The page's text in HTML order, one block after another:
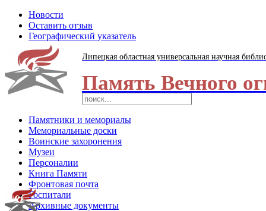
Новости
Оставить отзыв
Географический указатель
Липецкая областная универсальная научная
Память Вечного
Памятники и мемориалы
Мемориальные доски
Воинские захоронения
Музеи
Персоналии
Книга Памяти
Фронтовая почта
Госпитали
Архивные документы